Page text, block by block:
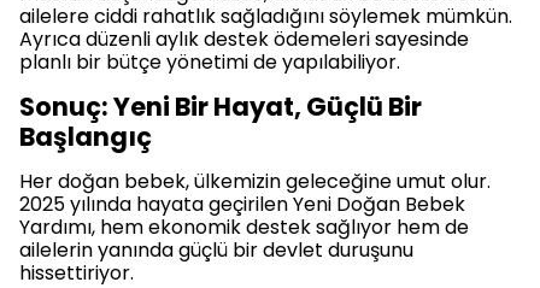
ailelere ciddi rahatlık sağladığını söylemek mümkün.
Ayrıca düzenli aylık destek ödemeleri sayesinde
planlı bir bütçe yönetimi de yapılabiliyor.
Sonuç: Yeni Bir Hayat, Güçlü Bir
Başlangıç
Her doğan bebek, ülkemizin geleceğine umut olur.
2025 yılında hayata geçirilen Yeni Doğan Bebek
Yardımı, hem ekonomik destek sağlıyor hem de
ailelerin yanında güçlü bir devlet duruşunu
hissettiriyor.